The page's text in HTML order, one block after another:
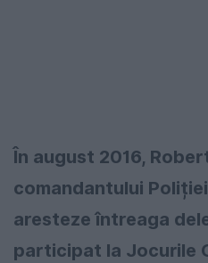
În august 2016,
comandantului
aresteze întreaga
participat la Jocurile